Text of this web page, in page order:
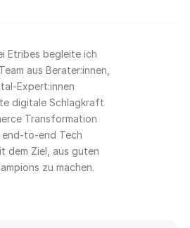
Etribes begleite ich
aus Berater:innen,
Expert:innen
digitale Schlagkraft
Transformation
end-to-end Tech
dem Ziel, aus guten
zu machen.